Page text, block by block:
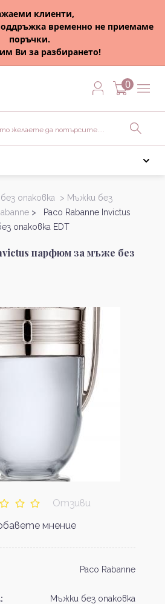
клиенти,
временно не приемаме
поръчки.
Ви за разбирането!
0
опаковка > Мъжки без
> Paco Rabanne Invictus
опаковка EDT
парфюм за мъже без
Отзиви
мнение
Paco Rabanne
Мъжки без опаковка